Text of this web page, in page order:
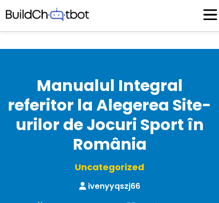
Manualul Integral
referitor la Alegerea Site-
urilor de Jocuri Sport în
România
Uncategorized
ivenyyqszj66